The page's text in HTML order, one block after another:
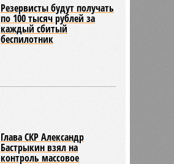
Резервисты будут получать
по 100 тысяч рублей за
каждый сбитый
беспилотник
Глава СКР Александр
Бастрыкин взял на
контроль массовое